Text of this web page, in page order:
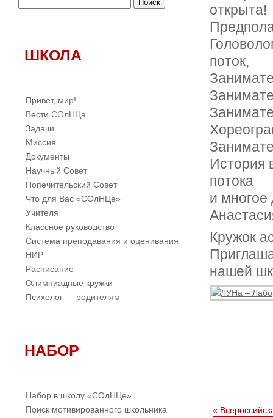
открыта!
поток,
История
потока
и
Кружок
нашей
«
ШКОЛА
Привет, мир!
Вести СОлНЦа
Задачи
Миссия
Документы
Научный Совет
Попечительский Совет
Что для Вас «СОлНЦе»
Учителя
Классное руководство
Система преподавания и оценивания
НИР
Расписание
Олимпиадные кружки
Психолог — родителям
НАБОР
Набор в школу «СОлНЦе»
Поиск мотивированного школьника